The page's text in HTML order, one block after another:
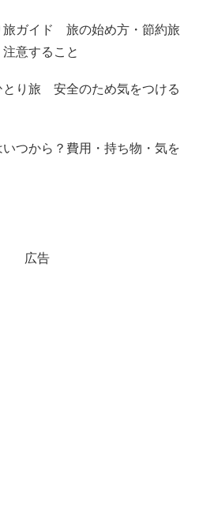
旅ガイド 旅の始め方・節約旅
意すること
とり旅 安全のため気をつける
つから？費用・持ち物・気を
広告